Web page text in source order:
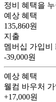
정비 혜택을
예상 혜택
135,860원
지출
멤버십 가입비
-39,000원
예상 혜택
웰컴 바우처
+17,000원